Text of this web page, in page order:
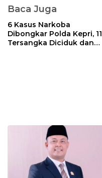
Baca Juga
6 Kasus Narkoba
Dibongkar Polda Kepri, 11
Tersangka Diciduk dan